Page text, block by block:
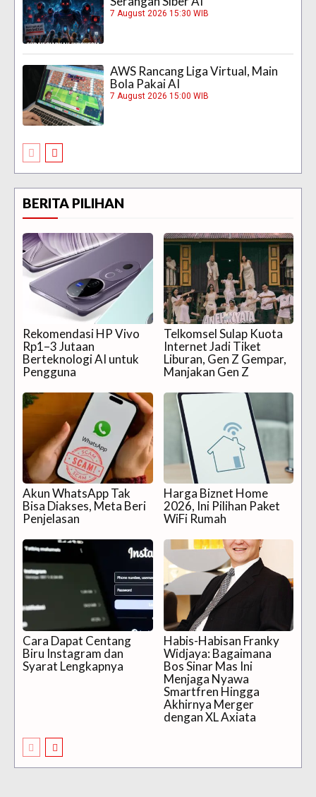
7 August 2026 15:30 WIB
AWS Rancang Liga Virtual, Main
Bola Pakai AI
7 August 2026 15:00 WIB
BERITA PILIHAN
Rekomendasi HP Vivo
Rp1–3 Jutaan
Berteknologi AI untuk
Pengguna
Telkomsel Sulap Kuota
Internet Jadi Tiket
Liburan, Gen Z Gempar,
Manjakan Gen Z
Akun WhatsApp Tak
Bisa Diakses, Meta Beri
Penjelasan
Harga Biznet Home
2026, Ini Pilihan Paket
WiFi Rumah
Cara Dapat Centang
Biru Instagram dan
Syarat Lengkapnya
Habis-Habisan Franky
Widjaya: Bagaimana
Bos Sinar Mas Ini
Menjaga Nyawa
Smartfren Hingga
Akhirnya Merger
dengan XL Axiata